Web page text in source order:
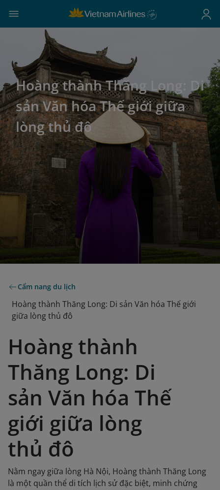
Hoàng thành Thăng Long: Di
sản Văn hóa Thế giới giữa
lòng thủ đô
Cẩm nang du lịch
Hoàng thành Thăng Long: Di sản Văn hóa Thế giới
giữa lòng thủ đô
Hoàng thành
Thăng Long: Di
sản Văn hóa Thế
giới giữa lòng
thủ đô
Nằm ngay giữa lòng Hà Nội, Hoàng thành Thăng Long
là một quần thể di tích lịch sử đặc biệt, minh chứng